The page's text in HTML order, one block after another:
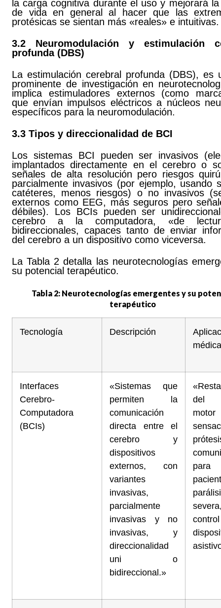
la carga cognitiva durante el uso y mejorará
de vida en general al hacer que las
protésicas se sientan más «reales» e intuitivas.
3.2 Neuromodulación y estimulación
profunda (DBS)
La estimulación cerebral profunda (DBS), es
prominente de investigación en
implica estimuladores externos (como
que envían impulsos eléctricos a núcleos
específicos para la neuromodulación.
3.3 Tipos y direccionalidad de BCI
Los sistemas BCI pueden ser invasivos
implantados directamente en el cerebro o
señales de alta resolución pero riesgos
parcialmente invasivos (por ejemplo, usando
catéteres, menos riesgos) o no invasivos
externos como EEG, más seguros pero
débiles). Los BCIs pueden ser
cerebro a la computadora, «de
bidireccionales, capaces tanto de enviar
del cerebro a un dispositivo como viceversa.
La Tabla 2 detalla las neurotecnologías
su potencial terapéutico.
Tabla 2: Neurotecnologías emergentes y su
terapéutico
Tecnología Descripción
médica
Interfaces
Cerebro-
Computadora
(BCIs)
«Sistemas que
permiten la
comunicación
directa entre el
cerebro y
dispositivos
externos, con
variantes
invasivas,
parcialmente
invasivas y no
invasivas, y
direccionalidad
uni o
bidireccional.»
del
para